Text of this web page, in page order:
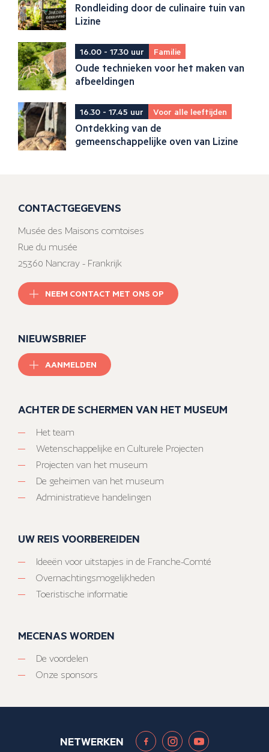
Rondleiding door de culinaire tuin van
Lizine
16.00 - 17.30 uur Familie
Oude technieken voor het maken van
afbeeldingen
16.30 - 17.45 uur Voor alle leeftijden
Ontdekking van de
gemeenschappelijke oven van Lizine
CONTACTGEGEVENS
Musée des Maisons comtoises
Rue du musée
25360 Nancray - Frankrijk
NEEM CONTACT MET ONS OP
NIEUWSBRIEF
AANMELDEN
ACHTER DE SCHERMEN VAN HET MUSEUM
Het team
Wetenschappelijke en Culturele Projecten
Projecten van het museum
De geheimen van het museum
Administratieve handelingen
UW REIS VOORBEREIDEN
Ideeën voor uitstapjes in de Franche-Comté
Overnachtingsmogelijkheden
Toeristische informatie
MECENAS WORDEN
De voordelen
Onze sponsors
NETWERKEN